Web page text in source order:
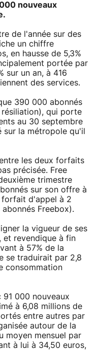
nouveaux
de l'année sur des
un chiffre
en hausse de 5,3%
portée par
sur un an, à 416
des services.
390 000 abonnés
qui porte
au 30 septembre
sur la métropole qu'il
les deux forfaits
précisée. Free
trimestre
sur son offre à
forfait d'appel à 2
Freebox).
la vigueur de ses
et revendique à fin
à 57% de la
se traduirait par 2,8
consommation
91 000 nouveaux
à 6,08 millions de
entre autres par
autour de la
moyen mensuel par
à lui à 34,50 euros,